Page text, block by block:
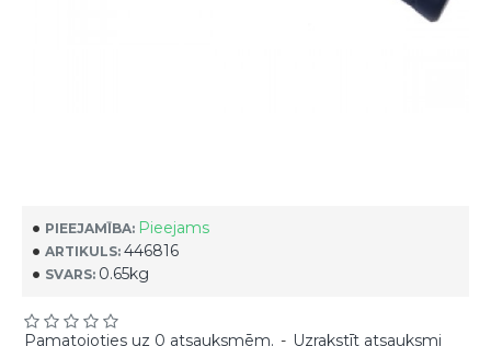
PIEEJAMĪBA: Pieejams
ARTIKULS: 446816
SVARS: 0.65kg
Pamatojoties uz 0 atsauksmēm. - Uzrakstīt atsauksmi